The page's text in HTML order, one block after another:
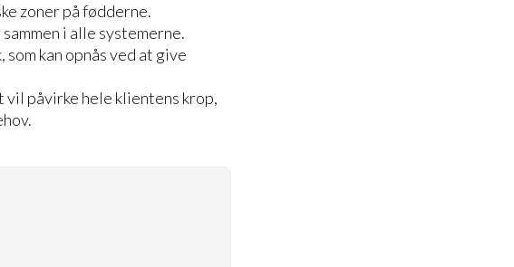
zoner på fødderne.
i alle systemerne.
kan opnås ved at give
påvirke hele klientens krop,